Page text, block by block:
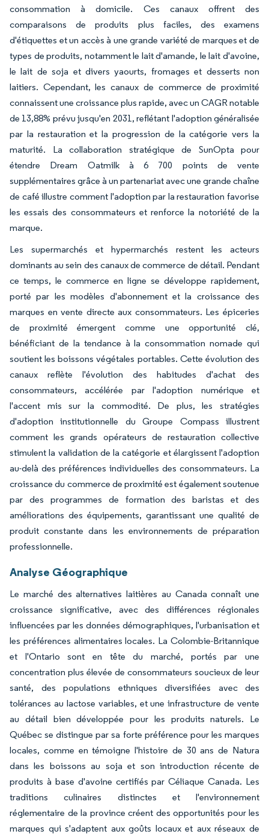
consommation à domicile. Ces canaux offrent des
comparaisons de produits plus faciles, des examens
d'étiquettes et un accès à une grande variété de marques et de
types de produits, notamment le lait d'amande, le lait d'avoine,
le lait de soja et divers yaourts, fromages et desserts non
laitiers. Cependant, les canaux de commerce de proximité
connaissent une croissance plus rapide, avec un CAGR notable
de 13,88% prévu jusqu'en 2031, reflétant l'adoption généralisée
par la restauration et la progression de la catégorie vers la
maturité. La collaboration stratégique de SunOpta pour
étendre Dream Oatmilk à 6 700 points de vente
supplémentaires grâce à un partenariat avec une grande chaîne
de café illustre comment l'adoption par la restauration favorise
les essais des consommateurs et renforce la notoriété de la
marque.
Les supermarchés et hypermarchés restent les acteurs
dominants au sein des canaux de commerce de détail. Pendant
ce temps, le commerce en ligne se développe rapidement,
porté par les modèles d'abonnement et la croissance des
marques en vente directe aux consommateurs. Les épiceries
de proximité émergent comme une opportunité clé,
bénéficiant de la tendance à la consommation nomade qui
soutient les boissons végétales portables. Cette évolution des
canaux reflète l'évolution des habitudes d'achat des
consommateurs, accélérée par l'adoption numérique et
l'accent mis sur la commodité. De plus, les stratégies
d'adoption institutionnelle du Groupe Compass illustrent
comment les grands opérateurs de restauration collective
stimulent la validation de la catégorie et élargissent l'adoption
au-delà des préférences individuelles des consommateurs. La
croissance du commerce de proximité est également soutenue
par des programmes de formation des baristas et des
améliorations des équipements, garantissant une qualité de
produit constante dans les environnements de préparation
professionnelle.
Analyse Géographique
Le marché des alternatives laitières au Canada connaît une
croissance significative, avec des différences régionales
influencées par les données démographiques, l'urbanisation et
les préférences alimentaires locales. La Colombie-Britannique
et l'Ontario sont en tête du marché, portés par une
concentration plus élevée de consommateurs soucieux de leur
santé, des populations ethniques diversifiées avec des
tolérances au lactose variables, et une infrastructure de vente
au détail bien développée pour les produits naturels. Le
Québec se distingue par sa forte préférence pour les marques
locales, comme en témoigne l'histoire de 30 ans de Natura
dans les boissons au soja et son introduction récente de
produits à base d'avoine certifiés par Céliaque Canada. Les
traditions culinaires distinctes et l'environnement
réglementaire de la province créent des opportunités pour les
marques qui s'adaptent aux goûts locaux et aux réseaux de